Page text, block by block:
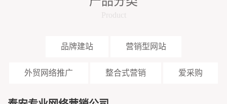
品牌建站 营销型网站
外贸网络推广 整合式营销 爱采购